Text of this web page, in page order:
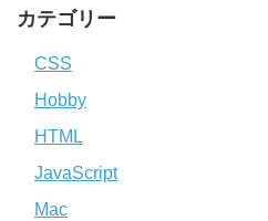
カテゴリー
CSS
Hobby
HTML
JavaScript
Mac